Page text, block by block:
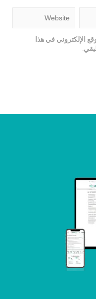
الإلكتروني في هذا